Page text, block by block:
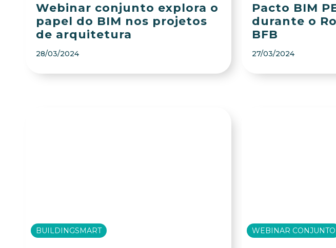
Webinar conjunto explora o
papel do BIM nos projetos
de arquitetura
28/03/2024
Pacto BIM
durante o
BFB
27/03/2024
BUILDINGSMART WEBINAR CONJUNTO